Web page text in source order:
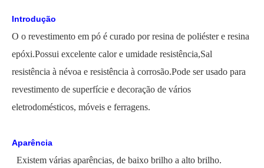
Introdução
O o revestimento em pó é curado por resina de poliéster e resina
epóxi.Possui excelente calor e umidade resistência,Sal
resistência à névoa e resistência à corrosão.Pode ser usado para
revestimento de superfície e decoração de vários
eletrodomésticos, móveis e ferragens.
Aparência
Existem várias aparências, de baixo brilho a alto brilho.